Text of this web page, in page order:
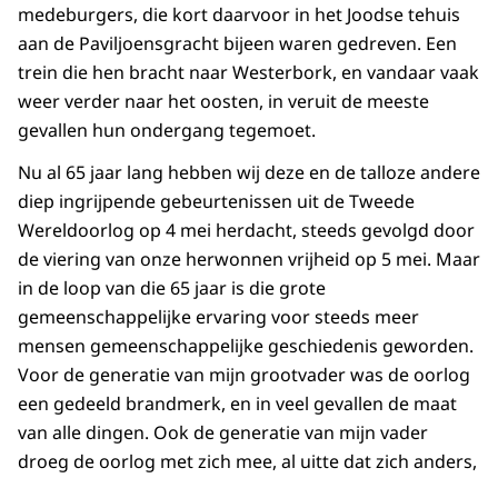
medeburgers, die kort daarvoor in het Joodse tehuis
aan de Paviljoensgracht bijeen waren gedreven. Een
trein die hen bracht naar Westerbork, en vandaar vaak
weer verder naar het oosten, in veruit de meeste
gevallen hun ondergang tegemoet.
Nu al 65 jaar lang hebben wij deze en de talloze andere
diep ingrijpende gebeurtenissen uit de Tweede
Wereldoorlog op 4 mei herdacht, steeds gevolgd door
de viering van onze herwonnen vrijheid op 5 mei. Maar
in de loop van die 65 jaar is die grote
gemeenschappelijke ervaring voor steeds meer
mensen gemeenschappelijke geschiedenis geworden.
Voor de generatie van mijn grootvader was de oorlog
een gedeeld brandmerk, en in veel gevallen de maat
van alle dingen. Ook de generatie van mijn vader
droeg de oorlog met zich mee, al uitte dat zich anders,